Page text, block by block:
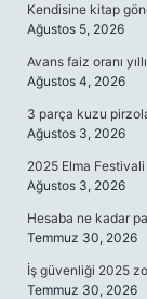
Kendisine kitap
Ağustos 5, 2026
Avans faiz oranı
Ağustos 4, 2026
3 parça kuzu
Ağustos 3, 2026
2025 Elma
Ağustos 3, 2026
Hesaba ne kadar
Temmuz 30, 2026
İş güvenliği 2025
Temmuz 30, 2026